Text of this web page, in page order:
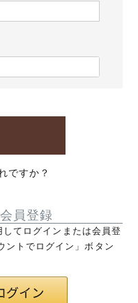
ですか？
員登録
てログインまたは会員登
ントでログイン」ボタン